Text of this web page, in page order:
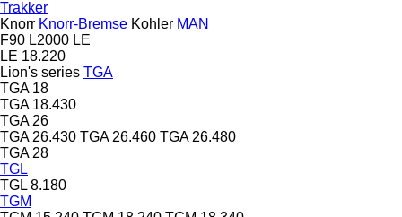
Trakker
Knorr Knorr-Bremse Kohler MAN
F90 L2000 LE
LE 18.220
Lion's series TGA
TGA 18
TGA 18.430
TGA 26
TGA 26.430 TGA 26.460 TGA 26.480
TGA 28
TGL
TGL 8.180
TGM